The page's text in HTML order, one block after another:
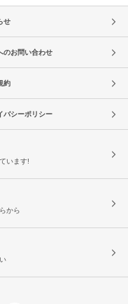
せ
のお問い合わせ
約
バシーポリシー
います!
から